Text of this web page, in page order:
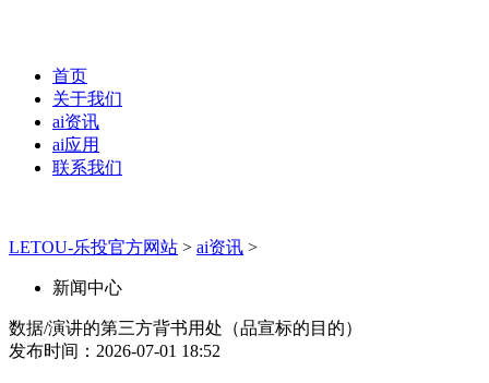
首页
关于我们
ai资讯
ai应用
联系我们
LETOU-乐投官方网站 > ai资讯 >
新闻中心
数据/演讲的第三方背书用处（品宣标的目的）
发布时间：2026-07-01 18:52